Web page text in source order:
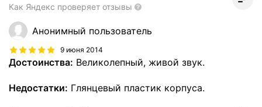
Как Яндекс проверяет отзывы
Анонимный пользователь
9 июня 2014
Достоинства: Великолепный, живой звук.
Недостатки: Глянцевый пластик корпуса.